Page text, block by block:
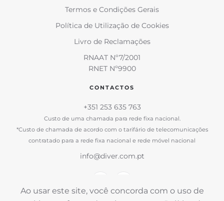
Termos e Condições Gerais
Política de Utilização de Cookies
Livro de Reclamações
RNAAT Nº7/2001
RNET Nº9900
CONTACTOS
+351 253 635 763
Custo de uma chamada para rede fixa nacional.
*Custo de chamada de acordo com o tarifário de telecomunicações
contratado para a rede fixa nacional e rede móvel nacional
info@diver.com.pt
Ao usar este site, você concorda com o uso de